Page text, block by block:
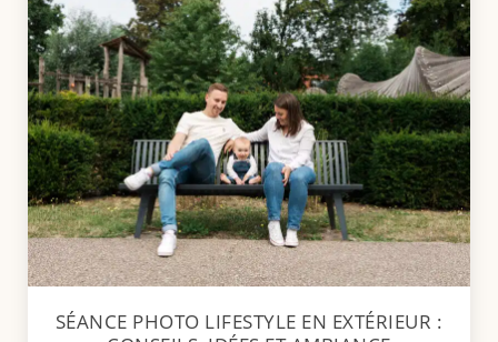
SÉANCE PHOTO LIFESTYLE EN EXTÉRIEUR :